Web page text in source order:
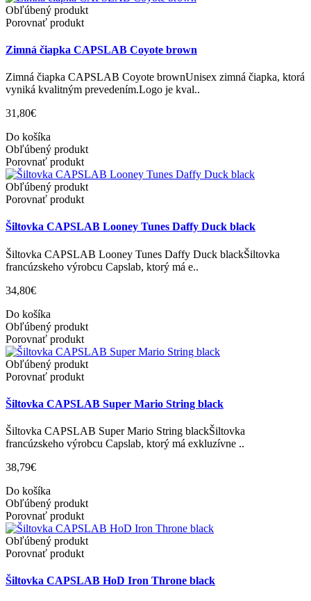
Obľúbený produkt
Porovnať produkt
Zimná čiapka CAPSLAB Coyote brown
Zimná čiapka CAPSLAB Coyote brownUnisex zimná čiapka, ktorá
vyniká kvalitným prevedením.Logo je kval..
31,80€
Do košíka
Obľúbený produkt
Porovnať produkt
Obľúbený produkt
Porovnať produkt
Šiltovka CAPSLAB Looney Tunes Daffy Duck black
Šiltovka CAPSLAB Looney Tunes Daffy Duck blackŠiltovka
francúzskeho výrobcu Capslab, ktorý má e..
34,80€
Do košíka
Obľúbený produkt
Porovnať produkt
Obľúbený produkt
Porovnať produkt
Šiltovka CAPSLAB Super Mario String black
Šiltovka CAPSLAB Super Mario String blackŠiltovka
francúzskeho výrobcu Capslab, ktorý má exkluzívne ..
38,79€
Do košíka
Obľúbený produkt
Porovnať produkt
Obľúbený produkt
Porovnať produkt
Šiltovka CAPSLAB HoD Iron Throne black